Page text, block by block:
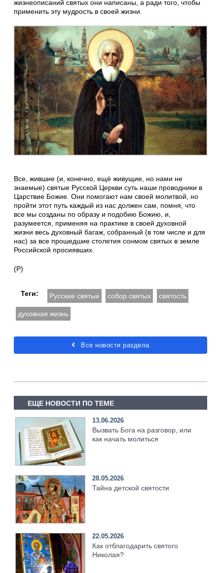
жизнеописаний святых они написаны, а ради того, чтобы
применить эту мудрость в своей жизни.
Все, жившие (и, конечно, ещё живущие, но нами не
знаемые) святые Русской Церкви суть наши проводники в
Царствие Божие. Они помогают нам своей молитвой, но
пройти этот путь каждый из нас должен сам, помня, что
все мы созданы по образу и подобию Божию, и,
разумеется, применяя на практике в своей духовной
жизни весь духовный багаж, собранный (в том числе и для
нас) за все прошедшие столетия сонмом святых в земле
Российской просиявших.
(Р)
Теги: Русские святые собор святых святость
духовная жизнь
Все новости раздела
ЕЩЕ НОВОСТИ ПО ТЕМЕ
13.06.2026
Вызвать Бога на разговор, или
как начать молиться
28.05.2026
Тайна детской святости
22.05.2026
Как отблагодарить святого
Николая?